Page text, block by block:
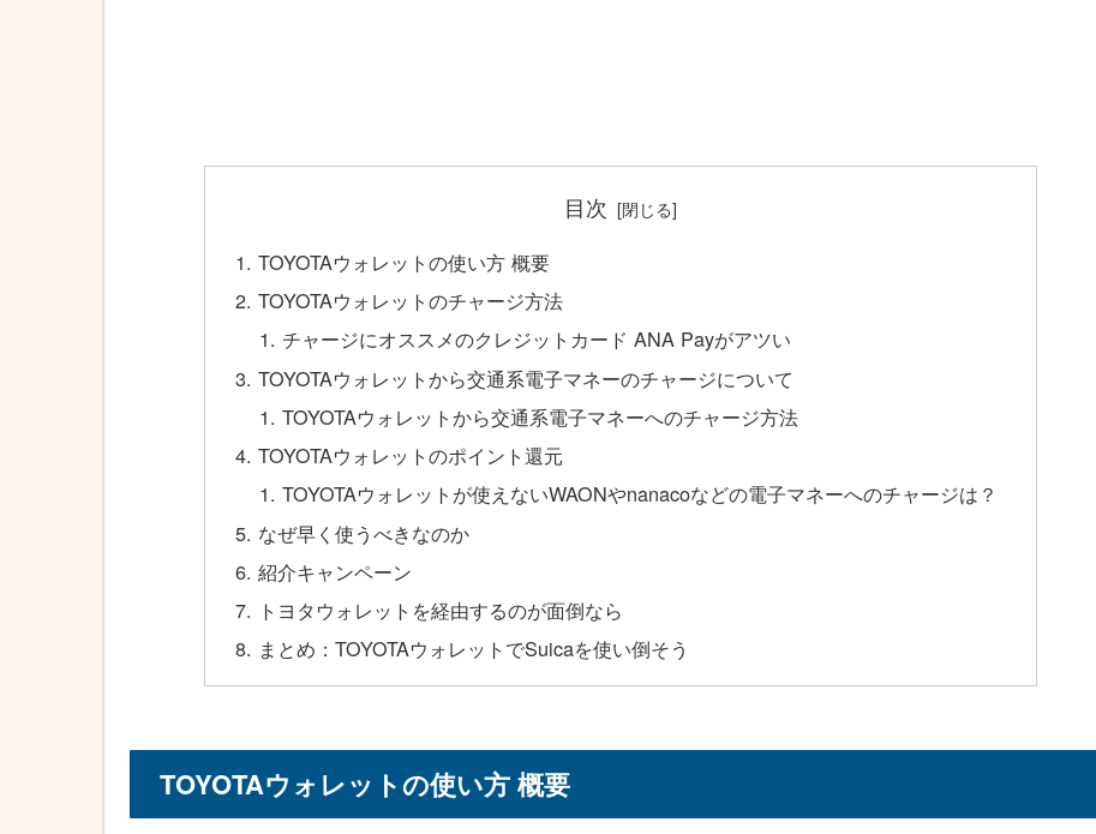
目次
TOYOTAウォレットの使い方 概要
TOYOTAウォレットのチャージ方法
チャージにオススメのクレジットカード ANA Payがアツい
TOYOTAウォレットから交通系電子マネーのチャージについて
TOYOTAウォレットから交通系電子マネーへのチャージ方法
TOYOTAウォレットのポイント還元
TOYOTAウォレットが使えないWAONやnanacoなどの電子マネーへのチャージは？
なぜ早く使うべきなのか
紹介キャンペーン
トヨタウォレットを経由するのが面倒なら
まとめ：TOYOTAウォレットでSuicaを使い倒そう
TOYOTAウォレットの使い方 概要